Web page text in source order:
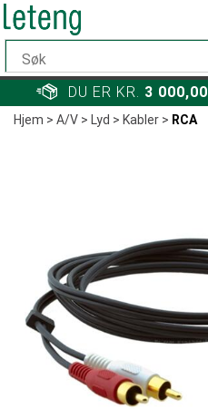
DU ER KR. 3 000,00
Hjem>A/V>Lyd>Kabler> RCA